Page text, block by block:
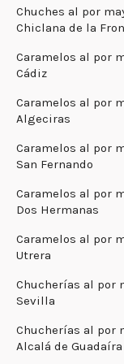
Chuches al por
Chiclana de la
Caramelos al por
Cádiz
Caramelos al por
Algeciras
Caramelos al por
San Fernando
Caramelos al por
Dos Hermanas
Caramelos al por
Utrera
Chucherías al por
Sevilla
Chucherías al por
Alcalá de Guadaíra